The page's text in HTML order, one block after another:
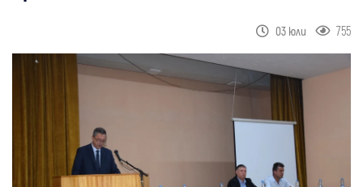
03 юли 755